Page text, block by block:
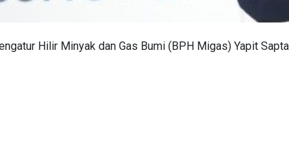
Hilir Minyak dan Gas Bumi (BPH Migas) Yapit